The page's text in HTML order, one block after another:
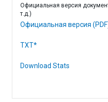
Официальная версия
т.д.)
Официальная версия
TXT*
Download Stats